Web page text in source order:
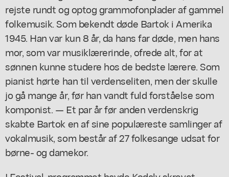
rejste rundt og optog grammofonplader af gammel
folkemusik. Som bekendt døde Bartok i Amerika
1945. Han var kun 8 år, da hans far døde, men hans
mor, som var musiklærerinde, ofrede alt, for at
sønnen kunne studere hos de bedste lærere. Som
pianist hørte han til verdenseliten, men der skulle
jo gå mange år, før han vandt fuld forståelse som
komponist. — Et par år før anden verdenskrig
skabte Bartok en af sine populæreste samlinger af
vokalmusik, som består af 27 folkesange udsat for
børne- og damekor.